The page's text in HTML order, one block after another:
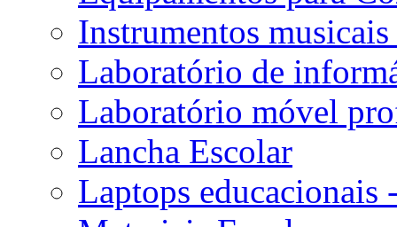
Instrumentos
Laboratório de
Laboratório móvel
Lancha Escolar
Laptops educacionais